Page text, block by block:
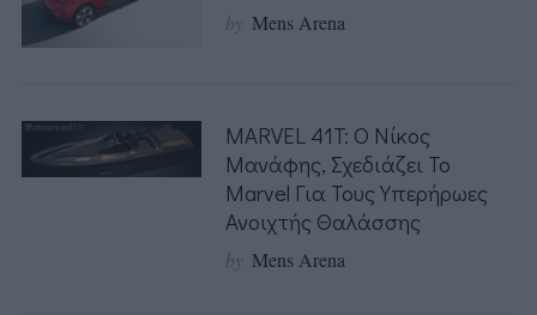
by Mens Arena
MARVEL 41T: Ο Νίκος
Μανάφης, Σχεδιάζει Το
Marvel Για Τους Υπερήρωες
Ανοιχτής Θαλάσσης
by Mens Arena